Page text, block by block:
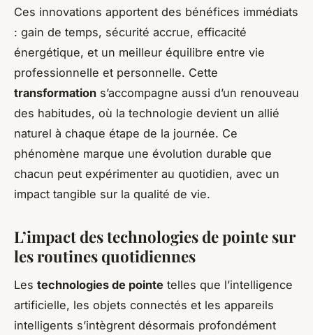
Ces innovations apportent des bénéfices immédiats
: gain de temps, sécurité accrue, efficacité
énergétique, et un meilleur équilibre entre vie
professionnelle et personnelle. Cette
transformation s’accompagne aussi d’un renouveau
des habitudes, où la technologie devient un allié
naturel à chaque étape de la journée. Ce
phénomène marque une évolution durable que
chacun peut expérimenter au quotidien, avec un
impact tangible sur la qualité de vie.
L’impact des technologies de pointe sur
les routines quotidiennes
Les technologies de pointe telles que l’intelligence
artificielle, les objets connectés et les appareils
intelligents s’intègrent désormais profondément